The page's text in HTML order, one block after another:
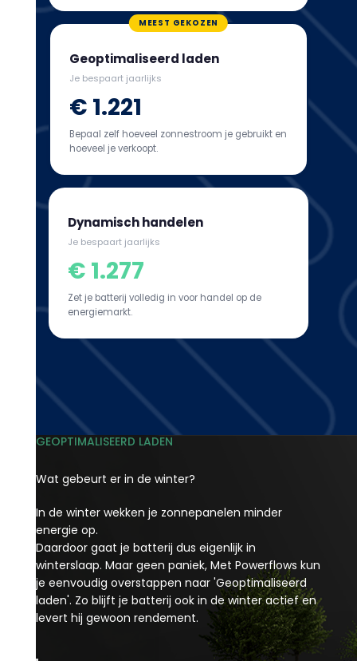
MEEST GEKOZEN
Geoptimaliseerd laden
Je bespaart jaarlijks
€ 1.221
Bepaal zelf hoeveel zonnestroom je gebruikt en
hoeveel je verkoopt.
Dynamisch handelen
Je bespaart jaarlijks
€ 1.277
Zet je batterij volledig in voor handel op de
energiemarkt.
GEOPTIMALISEERD LADEN
Wat gebeurt er in de winter?
In de winter wekken je zonnepanelen minder
energie op.
Daardoor gaat je batterij dus eigenlijk in
winterslaap. Maar geen paniek, Met Powerflows kun
je eenvoudig overstappen naar 'Geoptimaliseerd
laden'. Zo blijft je batterij ook in de winter actief en
levert hij gewoon rendement.